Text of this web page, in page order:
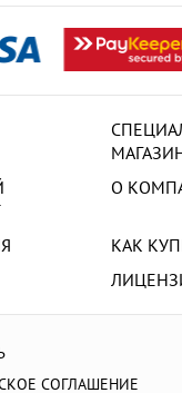
О
КАК
СОГЛАШЕНИЕ